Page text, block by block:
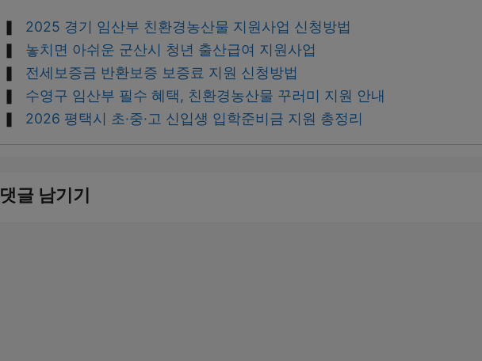
2025 경기 임산부 친환경농산물 지원사업 신청방법
놓치면 아쉬운 군산시 청년 출산급여 지원사업
전세보증금 반환보증 보증료 지원 신청방법
수영구 임산부 필수 혜택, 친환경농산물 꾸러미 지원 안내
2026 평택시 초·중·고 신입생 입학준비금 지원 총정리
댓글 남기기